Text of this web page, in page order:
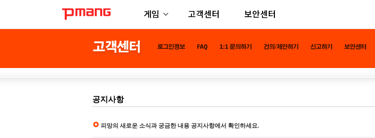
게임 고객센터 보안센터
공지사항
피망의 새로운 소식과 궁금한 내용 공지사항에서 확인하세요.